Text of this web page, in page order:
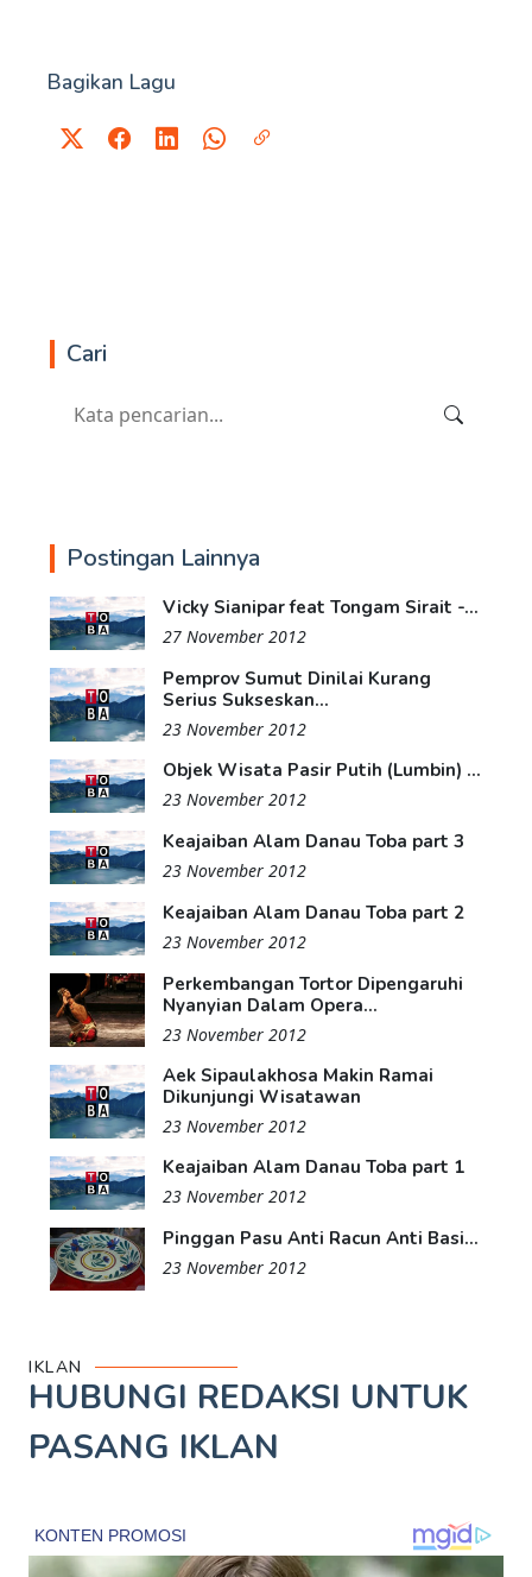
Bagikan Lagu
Cari
Postingan Lainnya
Vicky Sianipar feat Tongam Sirait -...
27 November 2012
Pemprov Sumut Dinilai Kurang
Serius Sukseskan...
23 November 2012
Objek Wisata Pasir Putih (Lumbin) ...
23 November 2012
Keajaiban Alam Danau Toba part 3
23 November 2012
Keajaiban Alam Danau Toba part 2
23 November 2012
Perkembangan Tortor Dipengaruhi
Nyanyian Dalam Opera...
23 November 2012
Aek Sipaulakhosa Makin Ramai
Dikunjungi Wisatawan
23 November 2012
Keajaiban Alam Danau Toba part 1
23 November 2012
Pinggan Pasu Anti Racun Anti Basi...
23 November 2012
IKLAN
HUBUNGI REDAKSI UNTUK
PASANG IKLAN